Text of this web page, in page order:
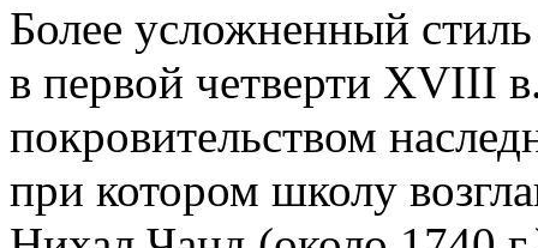
Более усложненный
в первой четверти XVIII
покровительством
при котором школу